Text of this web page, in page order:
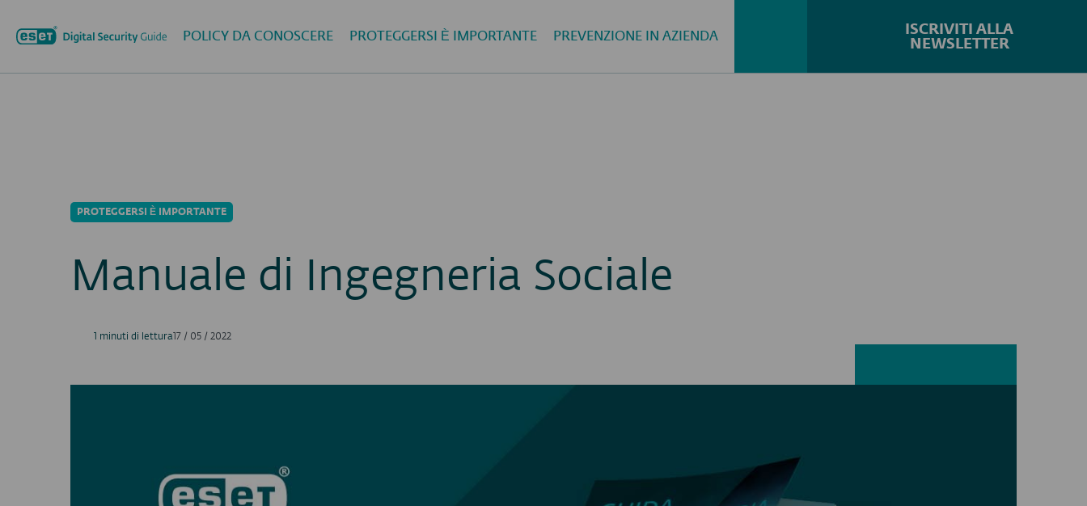
POLICY DA CONOSCERE PROTEGGERSI È IMPORTANTE PREVENZIONE IN AZIENDA
ISCRIVITI ALLA
NEWSLETTER
PROTEGGERSI È IMPORTANTE
Manuale di Ingegneria Sociale
1 minuti di lettura17 / 05 / 2022